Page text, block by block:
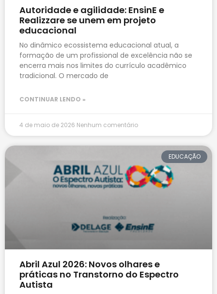
Autoridade e agilidade: EnsinE e
Realizzare se unem em projeto
educacional
No dinâmico ecossistema educacional atual, a
formação de um profissional de excelência não se
encerra mais nos limites do currículo acadêmico
tradicional. O mercado de
CONTINUAR LENDO »
4 de maio de 2026 Nenhum comentário
EDUCAÇÃO
Abril Azul 2026: Novos olhares e
práticas no Transtorno do Espectro
Autista